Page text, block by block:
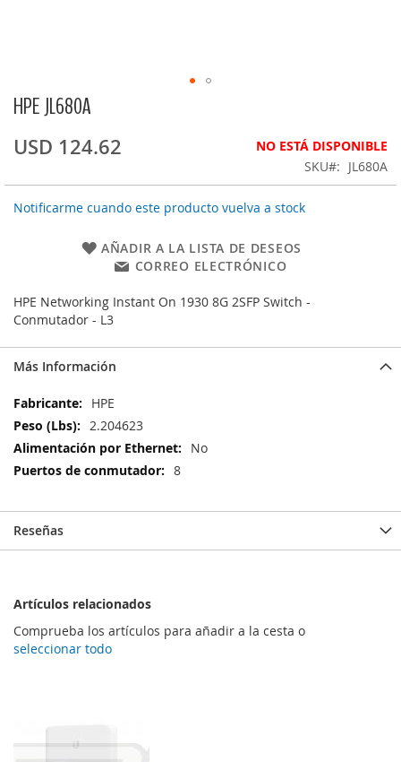
HPE JL680A
USD 124.62
NO ESTÁ DISPONIBLE
SKU
JL680A
Notificarme cuando este producto vuelva a stock
AÑADIR A LA LISTA DE DESEOS
CORREO ELECTRÓNICO
HPE Networking Instant On 1930 8G 2SFP Switch -
Conmutador - L3
Saltar
comienzo
de
de
Más Información
Más
Información
HPE
2.204623
No
8
Reseñas
Artículos relacionados
Comprueba los artículos para añadir a la cesta o
seleccionar todo